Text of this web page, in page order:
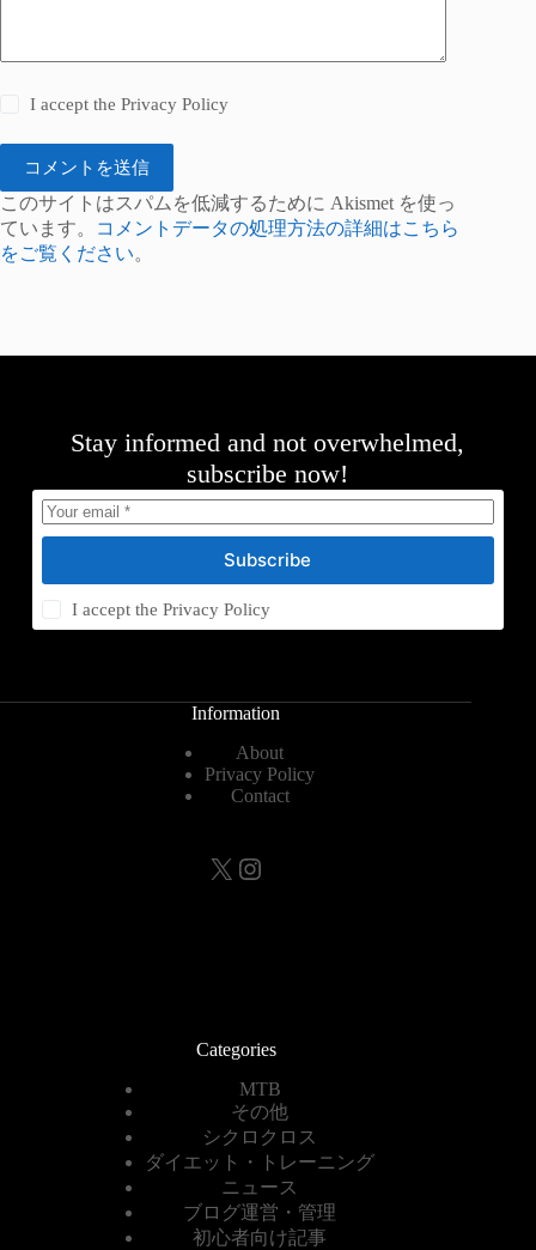
I accept thePrivacy Policy
コメントを送信
このサイトはスパムを低減するために Akismet を使っ
ています。
コメントデータの処理方法の詳細はこちら
をご覧ください。
Stay informed and not overwhelmed,
subscribe now!
Subscribe
I accept thePrivacy Policy
Information
About
Privacy Policy
Contact
X Instagram
Categories
MTB
その他
シクロクロス
ダイエット・トレーニング
ニュース
ブログ運営・管理
初心者向け記事